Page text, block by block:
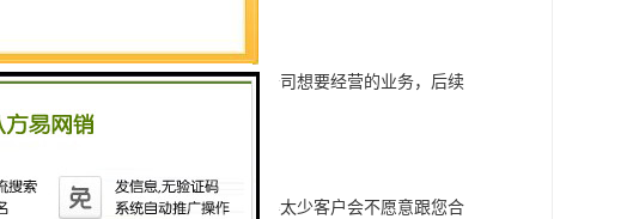
影响到缴纳税务，简要描述一下公司想要经营的业务，后续
债能力。但也不能写的太少，写得太少客户会不愿意跟您合